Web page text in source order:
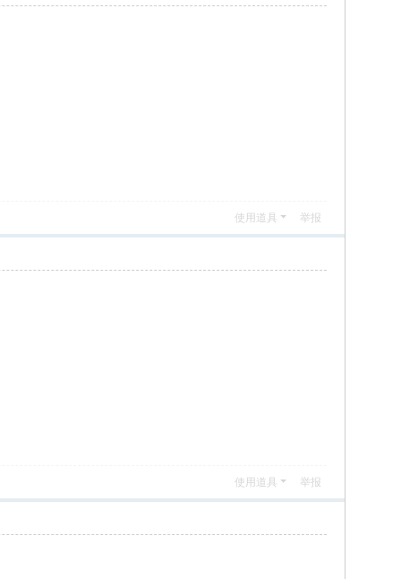
使用道具 举报
使用道具 举报